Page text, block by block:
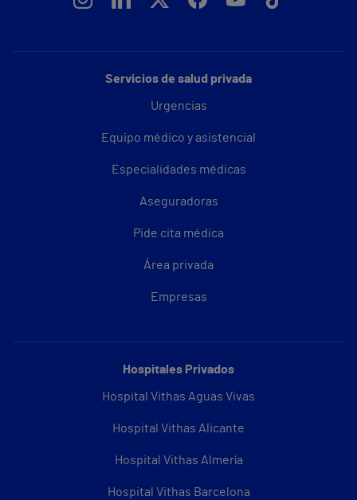
Servicios de salud privada
Urgencias
Equipo médico y asistencial
Especialidades médicas
Aseguradoras
Pide cita médica
Área privada
Empresas
Hospitales Privados
Hospital Vithas Aguas Vivas
Hospital Vithas Alicante
Hospital Vithas Almería
Hospital Vithas Barcelona